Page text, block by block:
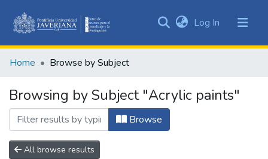
&
All of DSpace
Log In (current)
Home Browse by Subject
Browsing by Subject "Acrylic paints"
Browse
All browse results